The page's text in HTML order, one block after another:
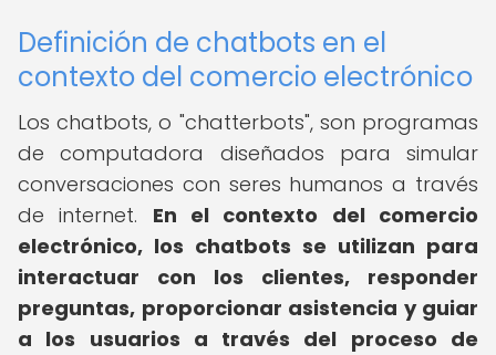
Definición de chatbots en el
contexto del comercio electrónico
Los chatbots, o "chatterbots", son programas
de computadora diseñados para simular
conversaciones con seres humanos a través
de internet. En el contexto del comercio
electrónico, los chatbots se utilizan para
interactuar con los clientes, responder
preguntas, proporcionar asistencia y guiar
a los usuarios a través del proceso de